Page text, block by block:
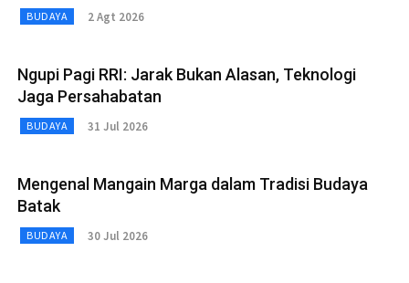
BUDAYA 2 Agt 2026
Ngupi Pagi RRI: Jarak Bukan Alasan, Teknologi
Jaga Persahabatan
BUDAYA 31 Jul 2026
Mengenal Mangain Marga dalam Tradisi Budaya
Batak
BUDAYA 30 Jul 2026